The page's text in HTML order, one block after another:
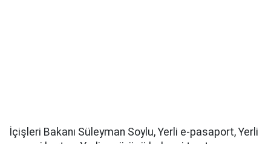
İçişleri Bakanı Süleyman Soylu, Yerli e-pasaport, Yerli